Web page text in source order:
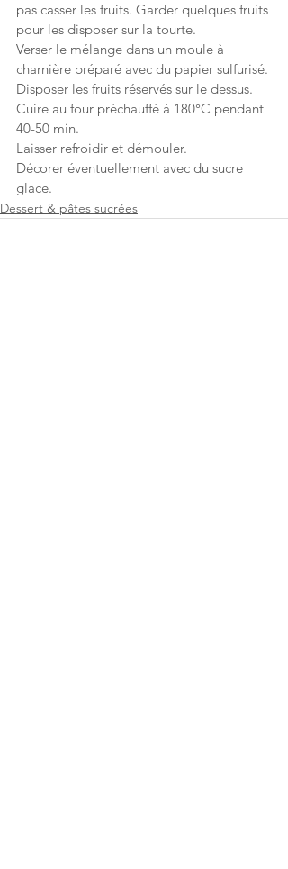
pas casser les fruits. Garder quelques fruits
pour les disposer sur la tourte.
Verser le mélange dans un moule à
charnière préparé avec du papier sulfurisé.
Disposer les fruits réservés sur le dessus.
Cuire au four préchauffé à 180°C pendant
40-50 min.
Laisser refroidir et démouler.
Décorer éventuellement avec du sucre
glace.
Dessert & pâtes sucrées